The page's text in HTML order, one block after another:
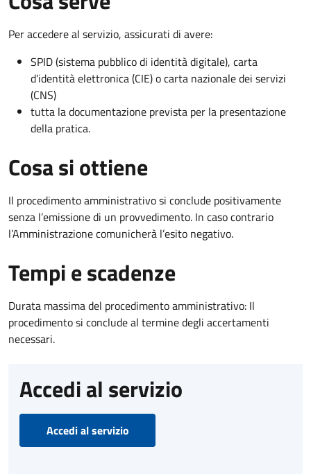
Per accedere al servizio, assicurati di avere:
SPID (sistema pubblico di identità digitale), carta
d’identità elettronica (CIE) o carta nazionale dei servizi
(CNS)
tutta la documentazione prevista per la presentazione
della pratica.
Cosa si ottiene
Il procedimento amministrativo si conclude positivamente
senza l’emissione di un provvedimento. In caso contrario
l’Amministrazione comunicherà l’esito negativo.
Tempi e scadenze
Durata massima del procedimento amministrativo: Il
procedimento si conclude al termine degli accertamenti
necessari.
Accedi al servizio
Accedi al servizio